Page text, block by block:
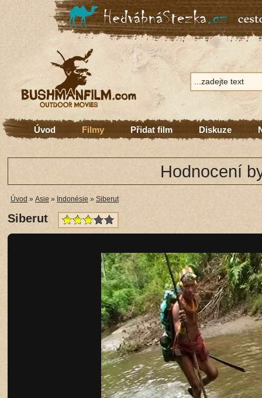
Úvod Filmy Přidat film Diskuze
Hodnocení
Úvod » Asie » Indonésie » Siberut
Siberut